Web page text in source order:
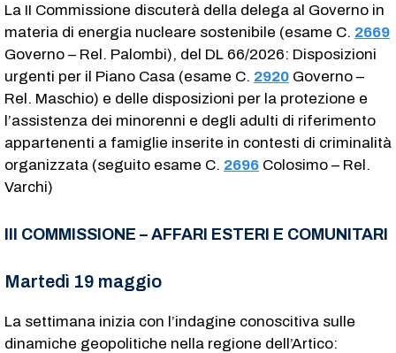
La II Commissione discuterà della delega al Governo in
materia di energia nucleare sostenibile (esame C. 2669
Governo – Rel. Palombi), del DL 66/2026: Disposizioni
urgenti per il Piano Casa (esame C. 2920 ​ Governo –
Rel. Maschio) e delle disposizioni per la protezione e
l’assistenza dei minorenni e degli adulti di riferimento
appartenenti a famiglie inserite in contesti di criminalità
organizzata (seguito esame C. 2696 ​ Colosimo – Rel.
Varchi)
III COMMISSIONE – AFFARI ESTERI E COMUNITARI
Martedì 19 maggio
La settimana inizia con l’indagine conoscitiva sulle
dinamiche geopolitiche nella regione dell’Artico: